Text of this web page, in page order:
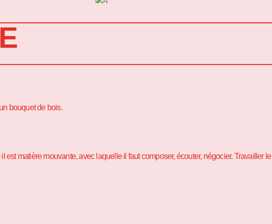
bouquet de bois.
matière mouvante, avec laquelle il faut composer, écouter, négocier. Travailler le